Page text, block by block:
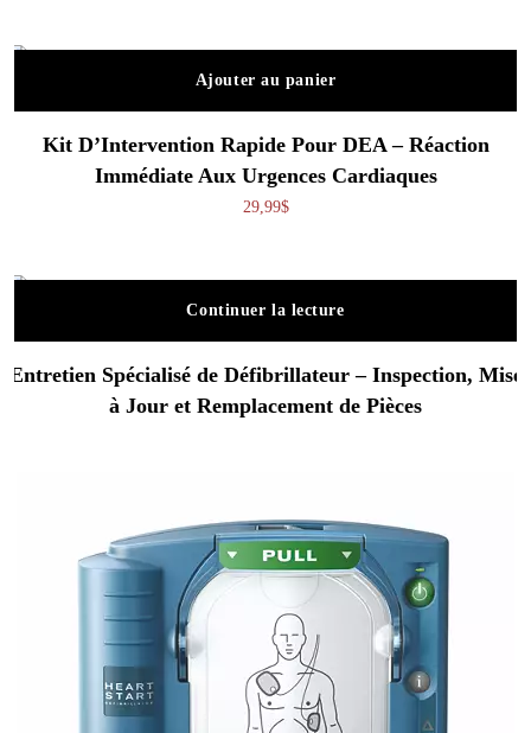
Ajouter au panier
Kit D’Intervention Rapide Pour DEA – Réaction
Immédiate Aux Urgences Cardiaques
29,99$
Continuer la lecture
Entretien Spécialisé de Défibrillateur – Inspection, Mise
à Jour et Remplacement de Pièces